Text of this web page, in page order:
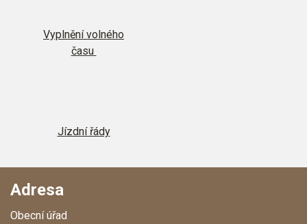
Vyplnění volného
času
Jízdní řády
Adresa
Obecní úřad